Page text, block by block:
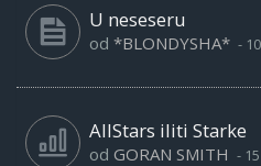
U neseseru
od *BLONDYSHA* -
AllStars iliti Starke
od GORAN SMITH -